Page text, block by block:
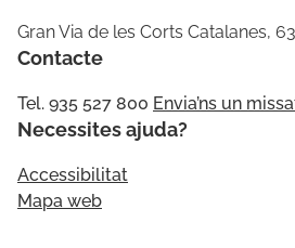
Gran Via de les Corts Catalanes,
Contacte
Tel. 935 527 800 Envia’ns un
Necessites ajuda?
Accessibilitat
Mapa web